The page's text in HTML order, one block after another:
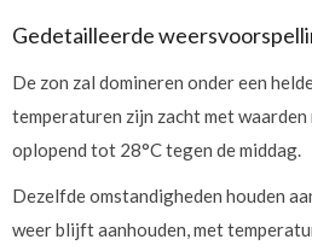
Gedetailleerde
De zon zal domineren onder een
temperaturen zijn zacht met
oplopend tot 28°C tegen de middag.
Dezelfde omstandigheden houden
weer blijft aanhouden, met